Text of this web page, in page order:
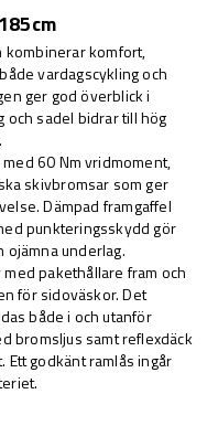
kombinerar komfort,
vardagscykling och
ger god överblick i
och sadel bidrar till hög
60 Nm vridmoment,
skivbromsar som ger
Dämpad framgaffel
punkteringsskydd gör
ojämna underlag.
pakethållare fram och
för sidoväskor. Det
både i och utanför
bromsljus samt reflexdäck
godkänt ramlås ingår